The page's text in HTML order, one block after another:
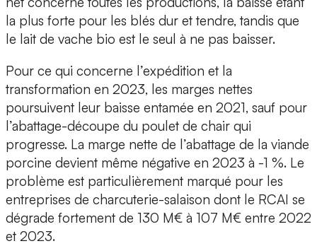
la plus forte pour les blés dur et tendre, tandis que
le lait de vache bio est le seul à ne pas baisser.
Pour ce qui concerne l’expédition et la
transformation en 2023, les marges nettes
poursuivent leur baisse entamée en 2021, sauf pour
l’abattage-découpe du poulet de chair qui
progresse. La marge nette de l’abattage de la viande
porcine devient même négative en 2023 à -1 %. Le
problème est particulièrement marqué pour les
entreprises de charcuterie-salaison dont le RCAI se
dégrade fortement de 130 M€ à 107 M€ entre 2022
et 2023.